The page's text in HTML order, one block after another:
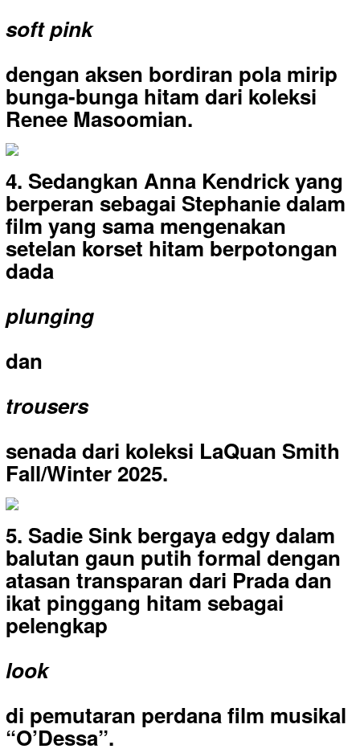
soft pink
dengan aksen bordiran pola mirip
bunga-bunga hitam dari koleksi
Renee Masoomian.
4. Sedangkan Anna Kendrick yang
berperan sebagai Stephanie dalam
film yang sama mengenakan
setelan korset hitam berpotongan
dada
plunging
dan
trousers
senada dari koleksi LaQuan Smith
Fall/Winter 2025.
5. Sadie Sink bergaya edgy dalam
balutan gaun putih formal dengan
atasan transparan dari Prada dan
ikat pinggang hitam sebagai
pelengkap
look
di pemutaran perdana film musikal
“O’Dessa”.